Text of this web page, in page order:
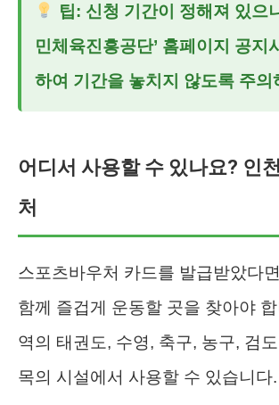
팁: 신청 기간이 정해져 있으
민체육진흥공단’ 홈페이지 공지
하여 기간을 놓치지 않도록 주의
어디서 사용할 수 있나요? 인
처
스포츠바우처 카드를 발급받았다
함께 즐겁게 운동할 곳을 찾아야
역의 태권도, 수영, 축구, 농구, 검
목의 시설에서 사용할 수 있습니다.